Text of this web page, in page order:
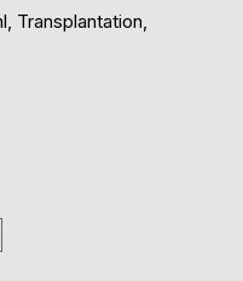
Transplantation,